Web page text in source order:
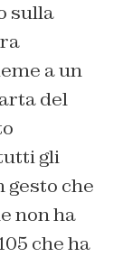
sulla
a un
del
gli
gesto che
non ha
che ha